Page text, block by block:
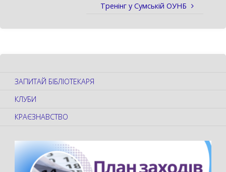
Тренінг у Сумській ОУНБ
ЗАПИТАЙ БІБЛІОТЕКАРЯ
КЛУБИ
КРАЄЗНАВСТВО